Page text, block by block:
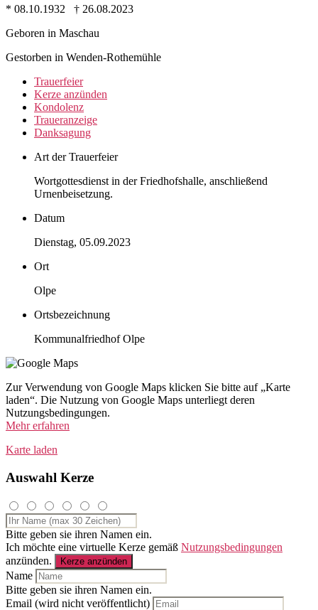
* 08.10.1932 † 26.08.2023
Geboren in Maschau
Gestorben in Wenden-Rothemühle
Trauer­feier
Kerze anzünden
Kondo­lenz
Trauer­anzeige
Dank­sagung
Art der Trauerfeier
Wortgottesdienst in der Friedhofshalle, anschließend
Urnenbeisetzung.
Datum
Dienstag, 05.09.2023
Ort
Olpe
Ortsbezeichnung
Kommunalfriedhof Olpe
Zur Verwendung von Google Maps klicken Sie bitte auf „Karte
laden“. Die Nutzung von Google Maps unterliegt deren
Nutzungsbedingungen.
Mehr erfahren
Karte laden
Auswahl Kerze
Bitte geben sie ihren Namen ein.
Ich möchte eine virtuelle Kerze gemäß Nutzungsbedingungen
anzünden.
Kerze anzünden
Name
Bitte geben sie ihren Namen ein.
Email (wird nicht veröffentlicht)